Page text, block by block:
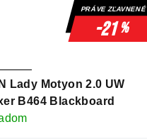
PRÁVE ZĽAVNENÉ
-21%
Lady Motyon 2.0 UW
B464 Blackboard